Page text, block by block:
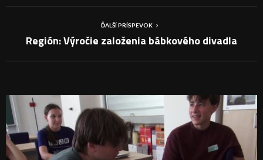
ĎALŠÍ PRÍSPEVOK
Región: Výročie založenia bábkového divadla